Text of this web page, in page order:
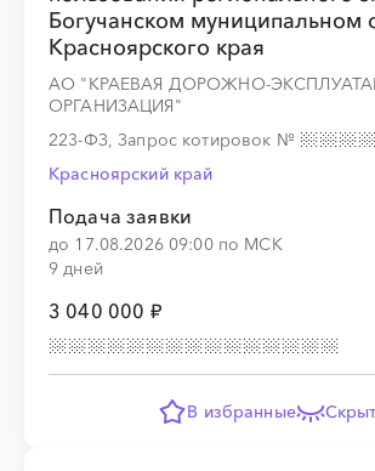
Богучанском муниципальном
Красноярского края
АО "КРАЕВАЯ ДОРОЖНО-
ОРГАНИЗАЦИЯ"
223-ФЗ, Запрос котировок №
Красноярский край
Подача заявки
до 17.08.2026 09:00 по МСК
9 дней
3 040 000 ₽
В избранные